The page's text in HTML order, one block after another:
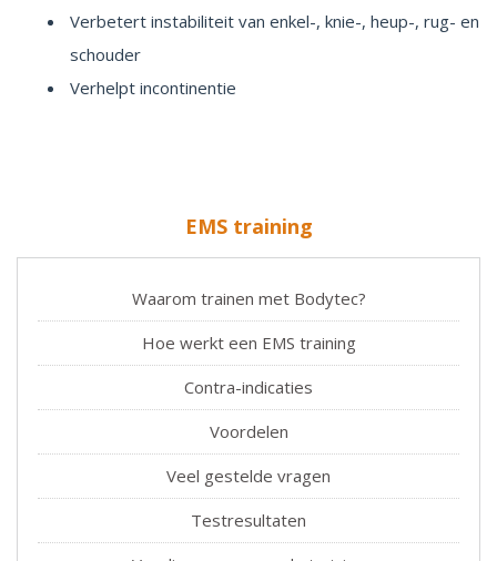
Verbetert instabiliteit van enkel-, knie-, heup-, rug- en
schouder
Verhelpt incontinentie
EMS training
Waarom trainen met Bodytec?
Hoe werkt een EMS training
Contra-indicaties
Voordelen
Veel gestelde vragen
Testresultaten